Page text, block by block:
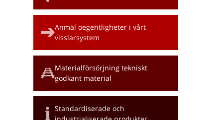
Anmäl oegentligheter i vårt
visslarsystem
Materialförsörjning tekniskt
godkänt material
Standardiserade och